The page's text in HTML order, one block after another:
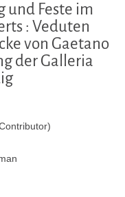
und Feste im
: Veduten
von Gaetano
der Galleria